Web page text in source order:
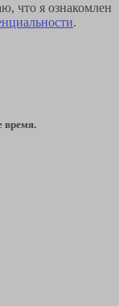
что я ознакомлен
.
время.